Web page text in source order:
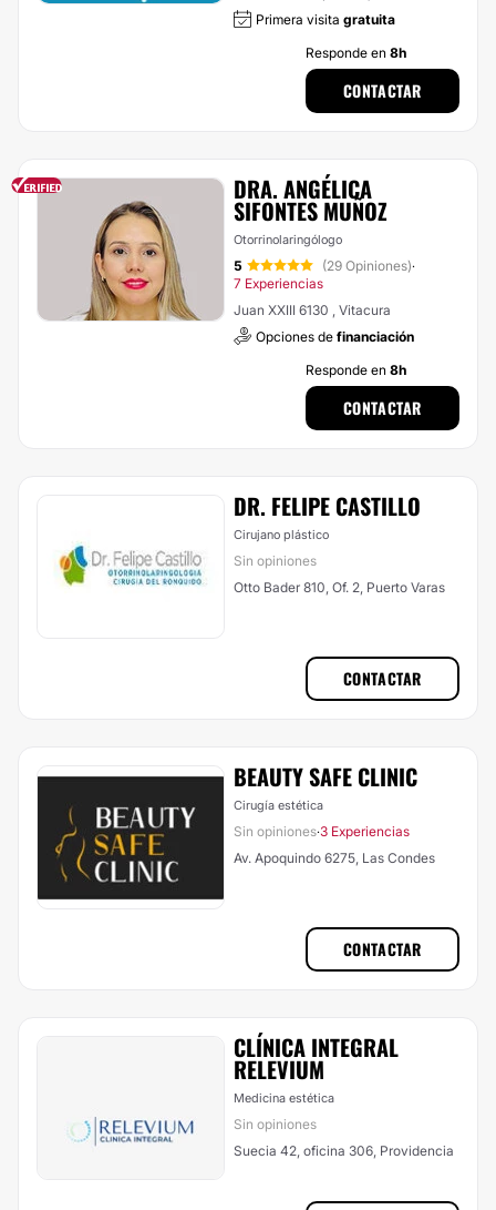
Primera visita gratuita
Responde en 8h
CONTACTAR
DRA. ANGÉLICA
SIFONTES MUÑOZ
Otorrinolaringólogo
5 (29 Opiniones)·
7 Experiencias
Juan XXIII 6130 , Vitacura
Opciones de financiación
Responde en 8h
CONTACTAR
DR. FELIPE CASTILLO
Cirujano plástico
Sin opiniones
Otto Bader 810, Of. 2, Puerto Varas
CONTACTAR
BEAUTY SAFE CLINIC
Cirugía estética
Sin opiniones·3 Experiencias
Av. Apoquindo 6275, Las Condes
CONTACTAR
CLÍNICA INTEGRAL
RELEVIUM
Medicina estética
Sin opiniones
Suecia 42, oficina 306, Providencia